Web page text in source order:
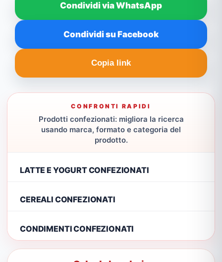
Condividi via WhatsApp
Condividi su Facebook
Copia link
CONFRONTI RAPIDI
Prodotti confezionati: migliora la ricerca
usando marca, formato e categoria del
prodotto.
LATTE E YOGURT CONFEZIONATI
CEREALI CONFEZIONATI
CONDIMENTI CONFEZIONATI